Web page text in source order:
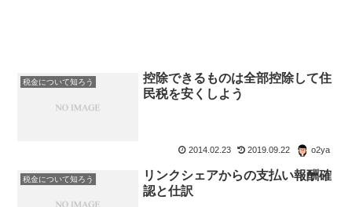
税金について知ろう
控除できるものは全部控除して住
民税を安くしよう
2014.02.23 2019.09.22 o2ya
税金について知ろう
リンクシェアからの支払い報酬確
認と仕訳